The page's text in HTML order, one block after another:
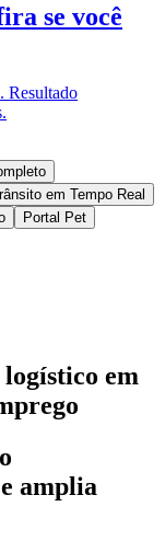
Bairro
Jardim
se você
Resultado
em Tempo Real
Portal Pet
em
amplia